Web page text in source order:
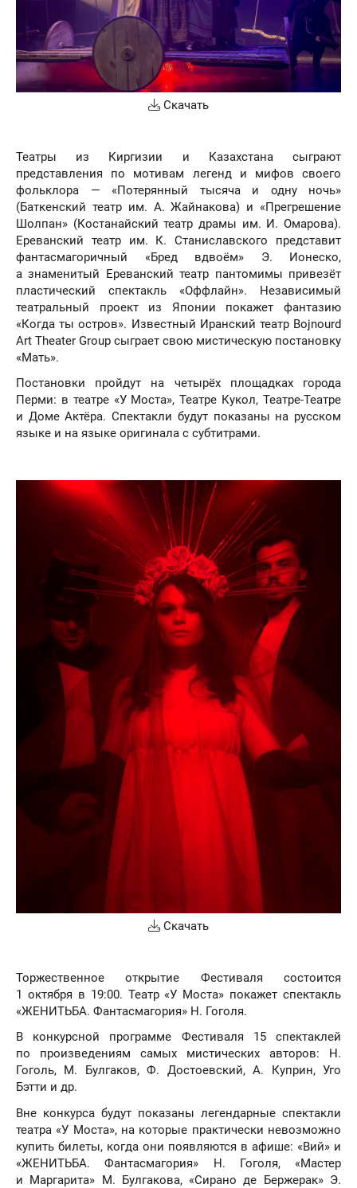
Скачать
Театры из Киргизии и Казахстана сыграют
представления по мотивам легенд и мифов своего
фольклора — «Потерянный тысяча и одну ночь»
(Баткенский театр им. А. Жайнакова) и «Прегрешение
Шолпан» (Костанайский театр драмы им. И. Омарова).
Ереванский театр им. К. Станиславского представит
фантасмагоричный «Бред вдвоём» Э. Ионеско,
а знаменитый Ереванский театр пантомимы привезёт
пластический спектакль «Оффлайн». Независимый
театральный проект из Японии покажет фантазию
«Когда ты остров». Известный Иранский театр Bojnourd
Art Theater Group сыграет свою мистическую постановку
«Мать».
Постановки пройдут на четырёх площадках города
Перми: в театре «У Моста», Театре Кукол, Театре-Театре
и Доме Актёра. Спектакли будут показаны на русском
языке и на языке оригинала с субтитрами.
Скачать
Торжественное открытие Фестиваля состоится
1 октября в 19:00. Театр «У Моста» покажет спектакль
«ЖЕНИТЬБА. Фантасмагория» Н. Гоголя.
В конкурсной программе Фестиваля 15 спектаклей
по произведениям самых мистических авторов: Н.
Гоголь, М. Булгаков, Ф. Достоевский, А. Куприн, Уго
Бэтти и др.
Вне конкурса будут показаны легендарные спектакли
театра «У Моста», на которые практически невозможно
купить билеты, когда они появляются в афише: «Вий» и
«ЖЕНИТЬБА. Фантасмагория» Н. Гоголя, «Мастер
и Маргарита» М. Булгакова, «Сирано де Бержерак» Э.